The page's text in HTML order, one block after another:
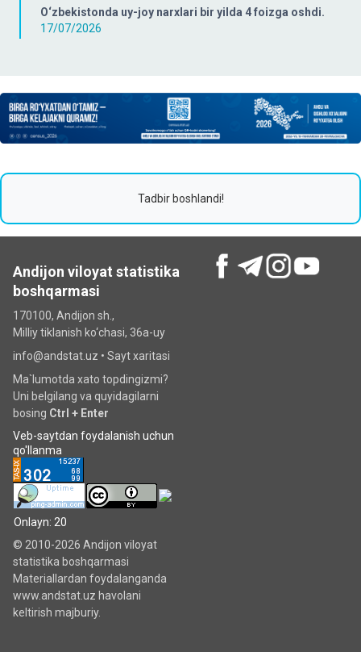
O‘zbekistonda uy-joy narxlari bir yilda 4 foizga oshdi.
17/07/2026
Tadbir boshlandi!
Andijon viloyat statistika
boshqarmasi
170100, Andijon sh.,
Milliy tiklanish ko‘chаsi, 36a-uy
info@andstat.uz • Sayt xaritasi
Ma`lumotda xato topdingizmi?
Uni belgilang va quyidagilarni
bosing Ctrl + Enter
Veb-saytdan foydalanish uchun
qo'llanma
Onlayn: 20
© 2010-2026 Andijon viloyat
statistika boshqarmasi
Materiallardan foydalanganda
www.andstat.uz havolani
keltirish majburiy.